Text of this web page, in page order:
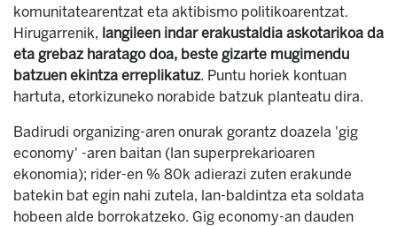
komunitatearentzat eta aktibismo politikoarentzat.
Hirugarrenik, langileen indar erakustaldia askotarikoa da
eta grebaz haratago doa, beste gizarte mugimendu
batzuen ekintza erreplikatuz. Puntu horiek kontuan
hartuta, etorkizuneko norabide batzuk planteatu dira.
Badirudi organizing-aren onurak gorantz doazela 'gig
economy' -aren baitan (lan superprekarioaren
ekonomia); rider-en % 80k adierazi zuten erakunde
batekin bat egin nahi zutela, lan-baldintza eta soldata
hobeen alde borrokatzeko. Gig economy-an dauden